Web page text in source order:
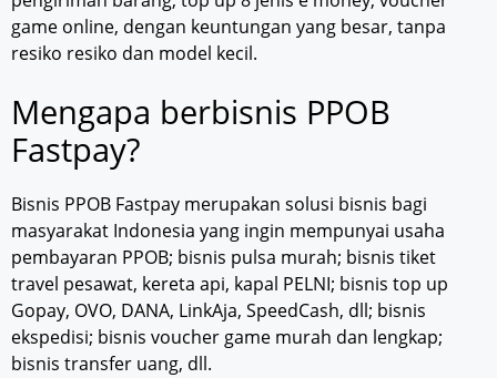
game online, dengan keuntungan yang besar, tanpa
resiko resiko dan model kecil.
Mengapa berbisnis PPOB
Fastpay?
Bisnis PPOB Fastpay merupakan solusi bisnis bagi
masyarakat Indonesia yang ingin mempunyai usaha
pembayaran PPOB; bisnis pulsa murah; bisnis tiket
travel pesawat, kereta api, kapal PELNI; bisnis top up
Gopay, OVO, DANA, LinkAja, SpeedCash, dll; bisnis
ekspedisi; bisnis voucher game murah dan lengkap;
bisnis transfer uang, dll.